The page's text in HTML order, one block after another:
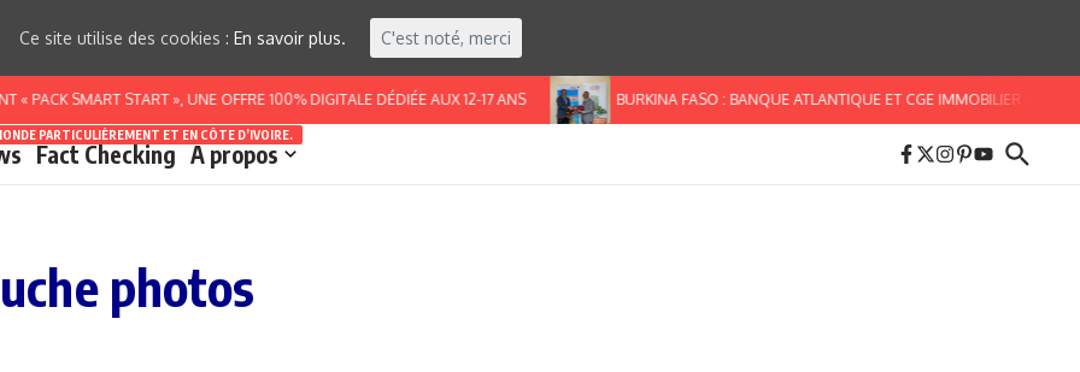
PACK SMART START », UNE OFFRE 100% DIGITALE DÉDIÉE AUX 12-17 ANS BURKINA FASO : BANQUE ATLANTIQUE ET CGE IMMOBILIER
PARTICULIÈREMENT ET EN CÔTE D’IVOIRE.
Fact Checking A propos
photos
Ce site utilise des cookies : En savoir plus. C'est noté, merci